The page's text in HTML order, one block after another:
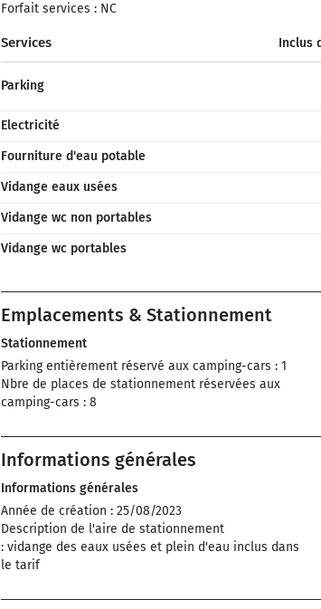
Forfait services : NC
Services Inclus
Parking
Electricité
Fourniture d'eau potable
Vidange eaux usées
Vidange wc non portables
Vidange wc portables
Emplacements & Stationnement
Stationnement
Parking entièrement réservé aux camping-cars : 1
Nbre de places de stationnement réservées aux
camping-cars : 8
Informations générales
Informations générales
Année de création : 25/08/2023
Description de l'aire de stationnement
: vidange des eaux usées et plein d'eau inclus dans
le tarif